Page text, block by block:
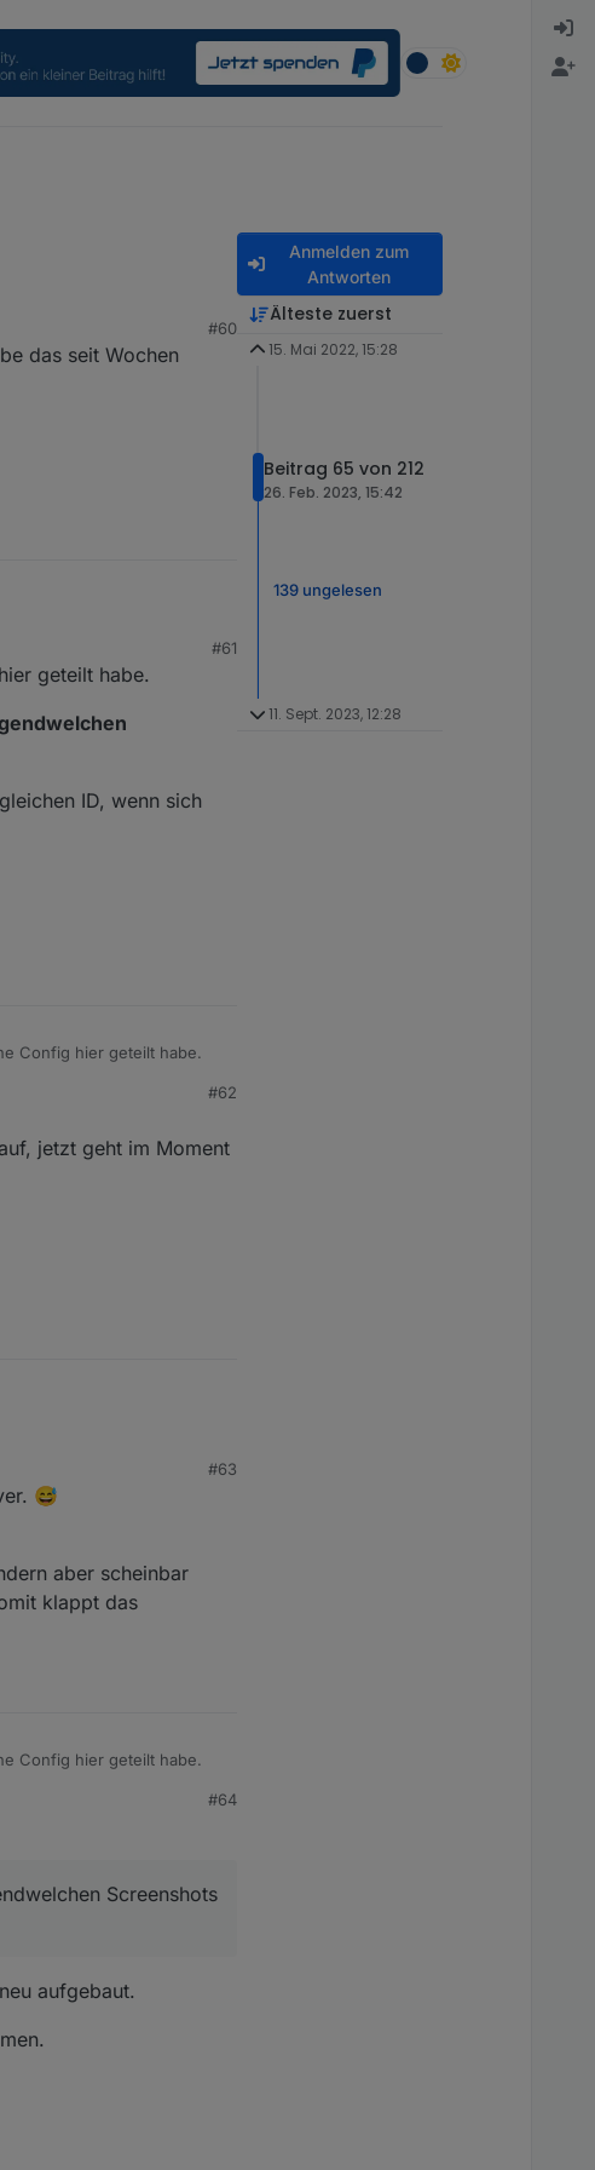
#60
das seit Wochen
#61
geteilt habe.
ID, wenn sich
Config hier geteilt habe.
aus irgendwelchen
mit der gleichen ID, wenn
#62
jetzt geht im Moment
#63
😅
aber scheinbar
klappt das
Config hier geteilt habe.
aus irgendwelchen
#64
Screenshots
aufgebaut.
Anmelden zum
Antworten
Älteste zuerst
15. Mai 2022, 15:28
Beitrag 65 von 212
26. Feb. 2023, 15:42
139 ungelesen
11. Sept. 2023, 12:28